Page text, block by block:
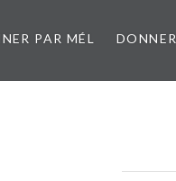
PAR MÉL